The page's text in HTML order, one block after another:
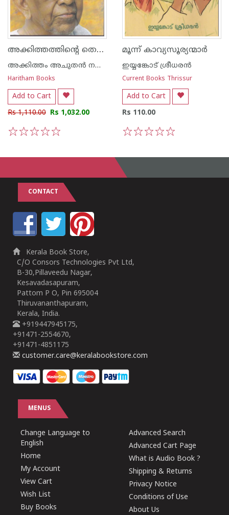
അക്കിത്തത്തിന്റെ തെരഞ്ഞെടുത്ത ലേഖനങ്ങള്‍ വാള്യം- 1,2,3
അക്കിത്തം അചുതന്‍ നമ്പൂതിരി
Haritham Books
Add to Cart
Rs 1,110.00 Rs 1,032.00
മൂന്ന് കാവ്യസൂര്യന്മാര്‍
ഇയ്യങ്കോട് ശ്രീധരന്‍
Current Books Thrissur
Add to Cart
Rs 110.00
CONTACT
Kerala Book Store,
C/O Consors Technologies Pvt Ltd,
B-30,Pillaveedu Nagar,
Kesavadasapuram,
Pattom P O, Pin 695004
Thiruvananthapuram,
Kerala, India.
+919447945175,
+91471-2554670,
+91471-4851175
customer.care@keralabookstore.com
MENUS
Change Language to
English
Home
My Account
View Cart
Wish List
Buy Books
Advanced Search
Advanced Cart Page
What is Audio Book ?
Shipping & Returns
Privacy Notice
Conditions of Use
About Us